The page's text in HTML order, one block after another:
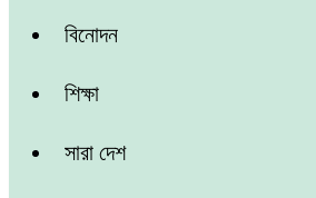
বিনোদন
শিক্ষা
সারা দেশ